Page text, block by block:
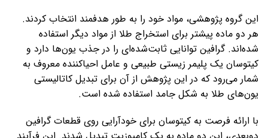
این گروه پژوهشی، مواد خود را به طور هدفمند انتخاب کردند.
هر دو ماده پیشتر برای استخراج طلا از مواد دیگر استفاده
شده‌اند. گرافین توانایی ثابت‌شده‌ای را در جذب یون‌ها دارد و
کیتوسان یک پلیمر زیستی طبیعی و عامل احیاکننده معروف به
شمار می‌رود که در این پژوهش از آن برای تبدیل کاتالیستی
یون‌های طلا به شکل جامد استفاده شده است.
با ارائه فرصت به کیتوسان برای خودآرایی روی قطعات گرافین